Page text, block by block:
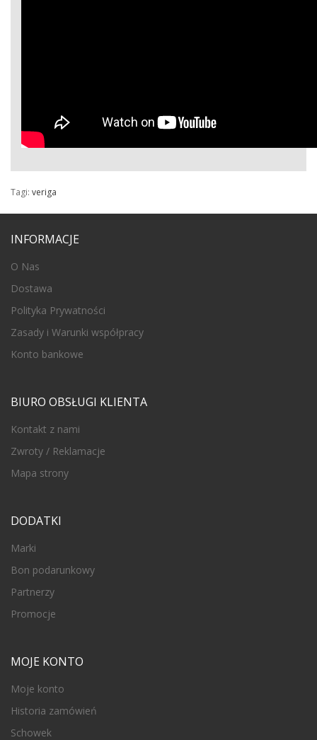
Tagi: veriga
INFORMACJE
O Nas
Dostawa
Polityka Prywatności
Zasady i Warunki współpracy
Konto bankowe
BIURO OBSŁUGI KLIENTA
Kontakt z nami
Zwroty / Reklamacje
Mapa strony
DODATKI
Marki
Bon podarunkowy
Partnerzy
Promocje
MOJE KONTO
Moje konto
Historia zamówień
Schowek